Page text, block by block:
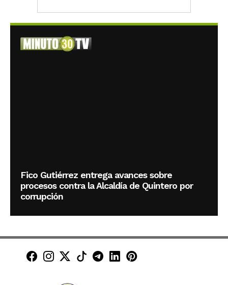
Fico Gutiérrez entrega avances sobre
procesos contra la Alcaldía de Quintero por
corrupción
Minuto30 en Facebook
Minuto30 en Instagram
Minuto30 en X (Twitter)
Minuto30 en TikTok
Canal de Minuto30 en
Minuto30 en LinkedIn
Minuto30 en